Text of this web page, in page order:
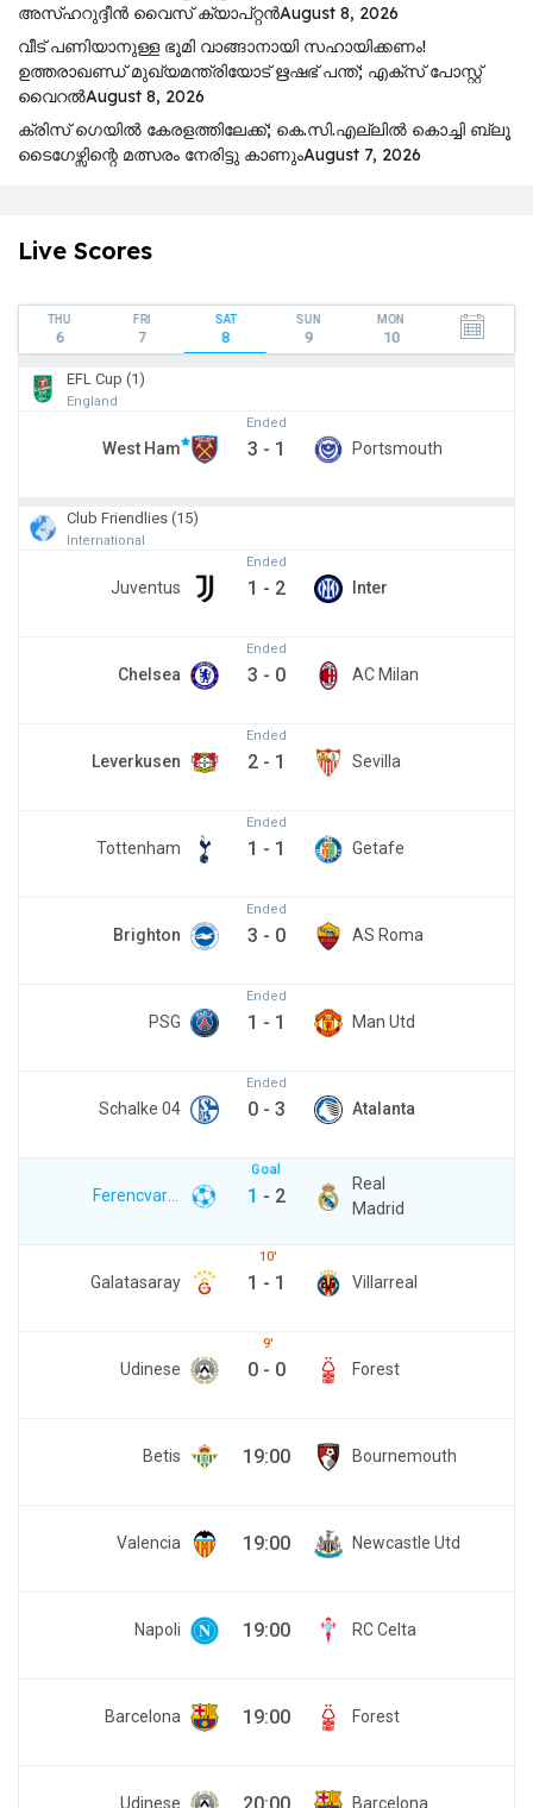
അസ്ഹറുദ്ദീൻ വൈസ് ക്യാപ്റ്റൻAugust 8, 2026
വീട് പണിയാനുള്ള ഭൂമി വാങ്ങാനായി സഹായിക്കണം!
ഉത്തരാഖണ്ഡ് മുഖ്യമന്ത്രിയോട് ഋഷഭ് പന്ത്; എക്സ് പോസ്റ്റ്
വൈറൽAugust 8, 2026
ക്രിസ് ഗെയിൽ കേരളത്തിലേക്ക്; കെ.സി.എല്ലിൽ കൊച്ചി ബ്ലൂ
ടൈഗേഴ്സിന്റെ മത്സരം നേരിട്ടു കാണുംAugust 7, 2026
Live Scores
THU
6
FRI
7
SAT
8
SUN
9
MON
10
EFL Cup (1)
England
West Ham
Ended
3 - 1 Portsmouth
Club Friendlies (15)
International
Juventus
Ended
1 - 2 Inter
Chelsea
Ended
3 - 0 AC Milan
Leverkusen
Ended
2 - 1 Sevilla
Tottenham
Ended
1 - 1 Getafe
Brighton
Ended
3 - 0 AS Roma
PSG
Ended
1 - 1 Man Utd
Schalke 04
Ended
0 - 3 Atalanta
Ferencvaros
Goal
1 - 2
Real
Madrid
Galatasaray
10
1 - 1 Villarreal
Udinese
9
0 - 0 Forest
Betis 19:00 Bournemouth
Valencia 19:00 Newcastle Utd
Napoli 19:00 RC Celta
Barcelona 19:00 Forest
Udinese Barcelona